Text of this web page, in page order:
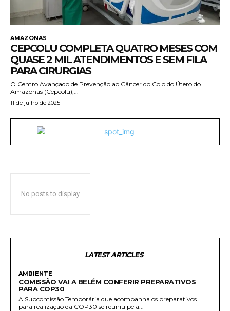
AMAZONAS
CEPCOLU COMPLETA QUATRO MESES COM
QUASE 2 MIL ATENDIMENTOS E SEM FILA
PARA CIRURGIAS
O Centro Avançado de Prevenção ao Câncer do Colo do Útero do
Amazonas (Cepcolu),...
11 de julho de 2025
No posts to display
LATEST ARTICLES
AMBIENTE
COMISSÃO VAI A BELÉM CONFERIR PREPARATIVOS
PARA COP30
A Subcomissão Temporária que acompanha os preparativos
para realização da COP30 se reuniu pela...